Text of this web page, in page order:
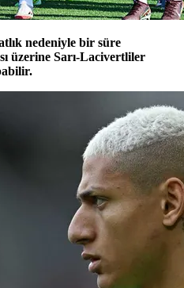
nedeniyle bir süre
üzerine Sarı-Lacivertliler